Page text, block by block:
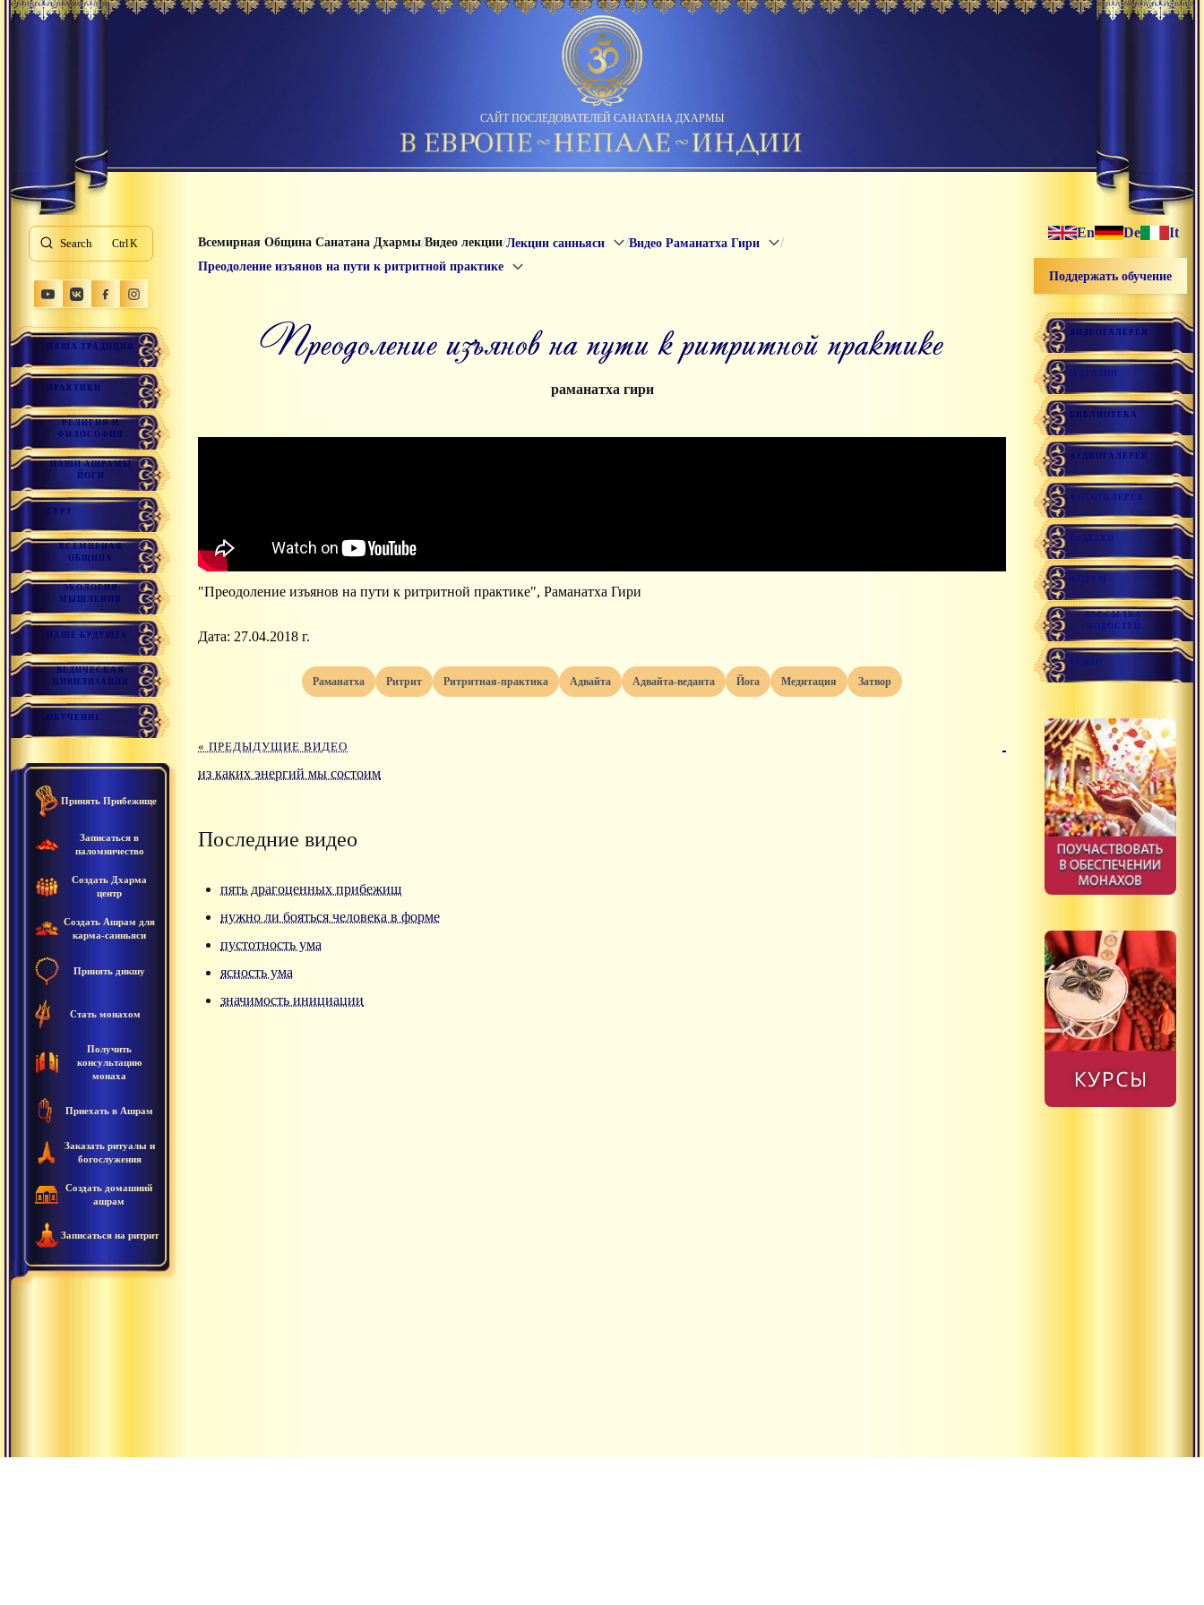
САЙТ ПОСЛЕДОВАТЕЛЕЙ САНАТАНА ДХАРМЫ
Search K
НАША ТРАДИЦИЯ
ПРАКТИКИ
РЕЛИГИЯ И
ФИЛОСОФИЯ
НАШИ АШРАМЫ
ЙОГИ
ГУРУ
ВСЕМИРНАЯ
ОБЩИНА
ЭКОЛОГИЯ
МЫШЛЕНИЯ
НАШЕ БУДУЩЕЕ
ВЕДИЧЕСКАЯ
ЦИВИЛИЗАЦИЯ
ОБУЧЕНИЕ
Принять Прибежище
Записаться в
паломничество
Создать Дхарма
центр
Создать Ашрам для
карма-санньяси
Принять дикшу
Стать монахом
Получить
консультацию
монаха
Приехать в Ашрам
Заказать ритуалы и
богослужения
Создать домашний
ашрам
Записаться на ритрит
Всемирная Община Санатана Дхармы/Видео лекции/Лекции санньяси /Видео Раманатха Гири /
Преодоление изъянов на пути к ритритной практике
преодоление изъянов на пути к ритритной практике
раманатха гири
"Преодоление изъянов на пути к ритритной практике", Раманатха Гири
Дата: 27.04.2018 г.
раманатха ритрит ритритная-практика адвайта адвайта-веданта йога медитация затвор
« ПРЕДЫДУЩИЕ ВИДЕО
из каких энергий мы состоим
Последние видео
пять драгоценных прибежищ
нужно ли бояться человека в форме
пустотность ума
ясность ума
значимость инициации
En De It
Поддержать обучение
ВИДЕОГАЛЕРЕЯ
МАГАЗИН
БИБЛИОТЕКА
АУДИОГАЛЕРЕЯ
ФОТОГАЛЕРЕЯ
ССЫЛКИ
ФОРУМ
РАССЫЛКА
НОВОСТЕЙ
РАДИО